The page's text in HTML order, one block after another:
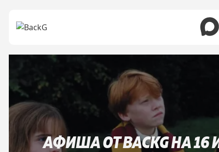
АФИША ОТ BACKG НА 16